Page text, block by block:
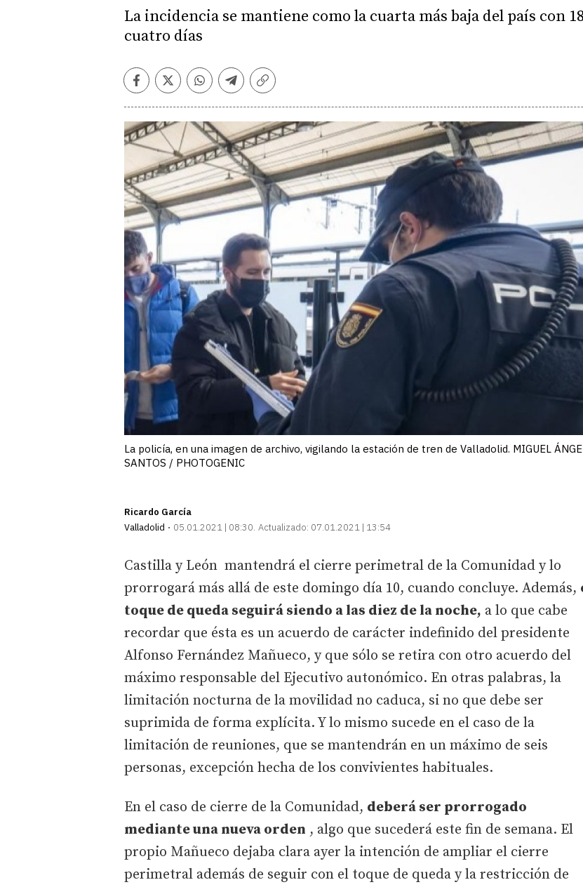
La incidencia se mantiene como la cuarta más baja del país con
cuatro días
Facebook
TwitterWhatsapp
Telegram
Copiar
La policía, en una imagen de archivo, vigilando la estación de tren de Valladolid. MIGUEL
SANTOS / PHOTOGENIC
Ricardo García
Valladolid
05.01.2021 | 08:30 Actualizado: 07.01.2021 | 13:54
Castilla y León mantendrá el cierre perimetral de la Comunidad y lo
prorrogará más allá de este domingo día 10, cuando concluye. Además,
toque de queda seguirá siendo a las diez de la noche, a lo que cabe
recordar que ésta es un acuerdo de carácter indefinido del presidente
Alfonso Fernández Mañueco, y que sólo se retira con otro acuerdo del
máximo responsable del Ejecutivo autonómico. En otras palabras, la
limitación nocturna de la movilidad no caduca, si no que debe ser
suprimida de forma explícita. Y lo mismo sucede en el caso de la
limitación de reuniones, que se mantendrán en un máximo de seis
personas, excepción hecha de los convivientes habituales.
En el caso de cierre de la Comunidad, deberá ser prorrogado
mediante una nueva orden , algo que sucederá este fin de semana. El
propio Mañueco dejaba clara ayer la intención de ampliar el cierre
perimetral además de seguir con el toque de queda y la restricción de